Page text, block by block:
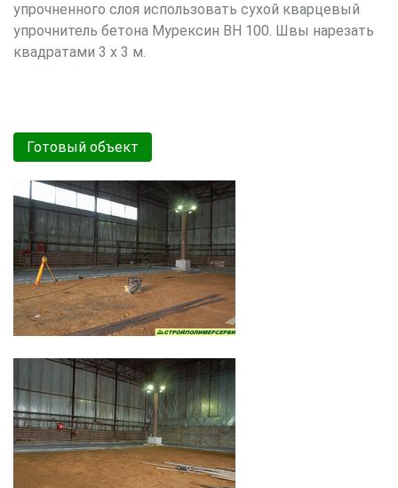
упрочненного слоя использовать сухой кварцевый
упрочнитель бетона Мурексин BH 100. Швы нарезать
квадратами 3 х 3 м.
Готовый объект